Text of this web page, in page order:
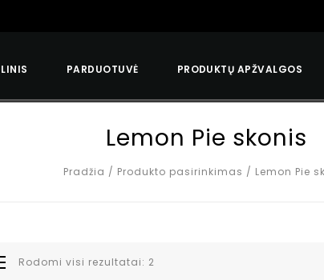
PARDUOTUVĖ PRODUKTŲ APŽVALGOS
Lemon Pie skonis
Pradžia / Produkto pasirinkimas / Lemon Pie
Rodomi visi rezultatai: 2